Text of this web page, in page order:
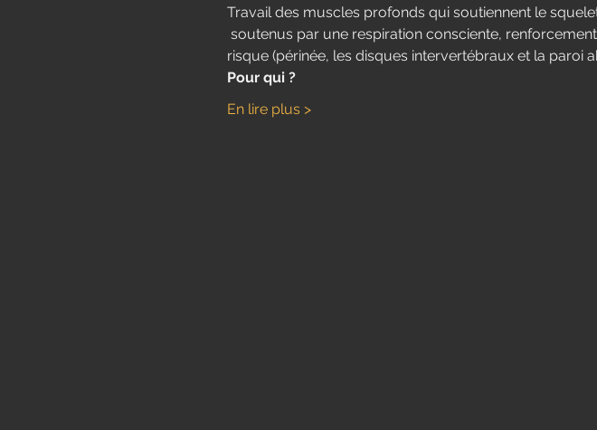
Travail des muscles profonds qui soutiennent le
soutenus par une respiration consciente,
risque (périnée, les disques intervertébraux et la paroi
Pour qui ?
En lire plus >